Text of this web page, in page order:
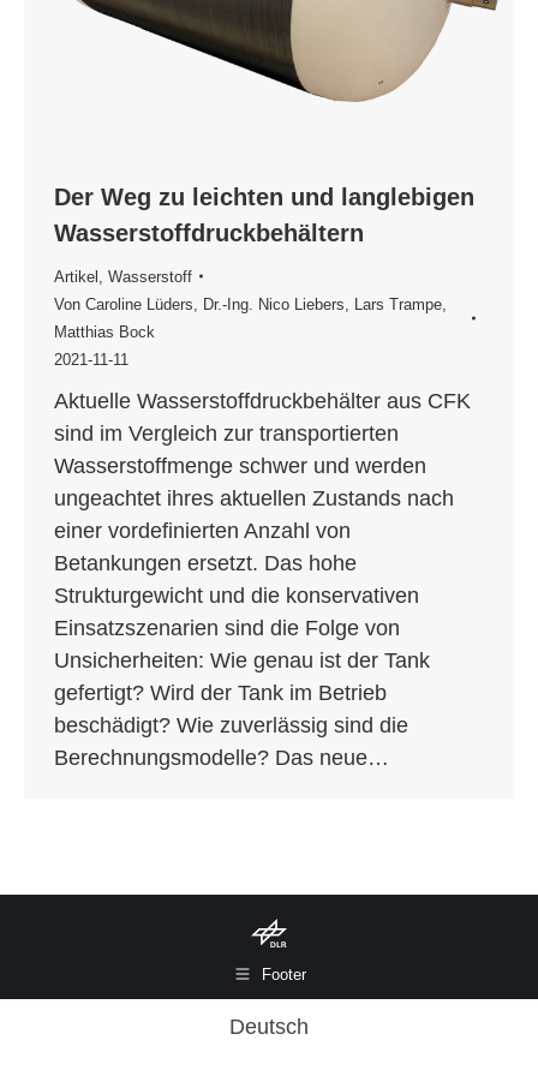
Der Weg zu leichten und langlebigen
Wasserstoffdruckbehältern
Artikel Wasserstoff
Von Caroline Lüders Dr.-Ing. Nico Liebers Lars Trampe
Matthias Bock
2021-11-11
Aktuelle Wasserstoffdruckbehälter aus CFK
sind im Vergleich zur transportierten
Wasserstoffmenge schwer und werden
ungeachtet ihres aktuellen Zustands nach
einer vordefinierten Anzahl von
Betankungen ersetzt. Das hohe
Strukturgewicht und die konservativen
Einsatzszenarien sind die Folge von
Unsicherheiten: Wie genau ist der Tank
gefertigt? Wird der Tank im Betrieb
beschädigt? Wie zuverlässig sind die
Berechnungsmodelle? Das neue…
Footer
Deutsch